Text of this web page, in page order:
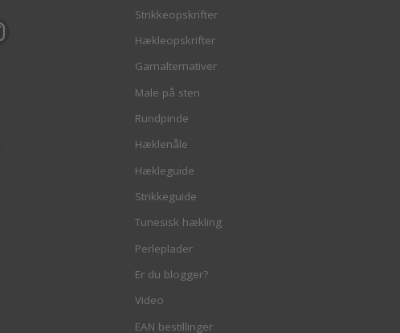
Strikkeopskrifter
Hækleopskrifter
Garnalternativer
Male på sten
Rundpinde
Hæklenåle
Hækleguide
Strikkeguide
Tunesisk hækling
Perleplader
Er du blogger?
Video
EAN bestillinger